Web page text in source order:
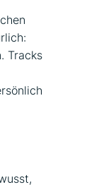
Tracks